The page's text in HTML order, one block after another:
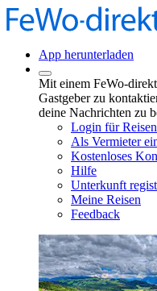
App herunterladen
Mit einem FeWo-
Gastgeber zu
deine Nachrichten zu
Login für
Als Vermieter
Kostenloses
Hilfe
Unterkunft
Meine Reisen
Feedback